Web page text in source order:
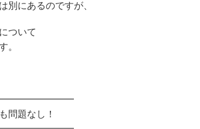
別にあるのですが、
ついて
。
問題なし！